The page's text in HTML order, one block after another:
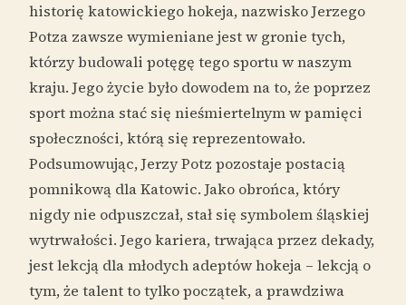
historię katowickiego hokeja, nazwisko Jerzego
Potza zawsze wymieniane jest w gronie tych,
którzy budowali potęgę tego sportu w naszym
kraju. Jego życie było dowodem na to, że poprzez
sport można stać się nieśmiertelnym w pamięci
społeczności, którą się reprezentowało.
Podsumowując, Jerzy Potz pozostaje postacią
pomnikową dla Katowic. Jako obrońca, który
nigdy nie odpuszczał, stał się symbolem śląskiej
wytrwałości. Jego kariera, trwająca przez dekady,
jest lekcją dla młodych adeptów hokeja – lekcją o
tym, że talent to tylko początek, a prawdziwa